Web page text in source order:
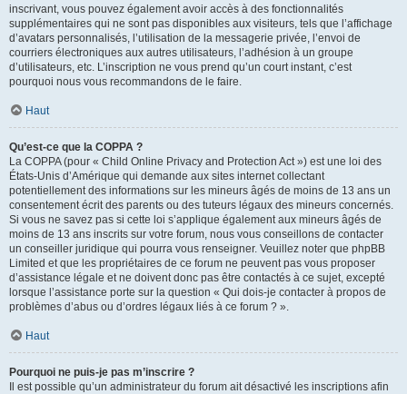
inscrivant, vous pouvez également avoir accès à des fonctionnalités
supplémentaires qui ne sont pas disponibles aux visiteurs, tels que l’affichage
d’avatars personnalisés, l’utilisation de la messagerie privée, l’envoi de
courriers électroniques aux autres utilisateurs, l’adhésion à un groupe
d’utilisateurs, etc. L’inscription ne vous prend qu’un court instant, c’est
pourquoi nous vous recommandons de le faire.
Haut
Qu’est-ce que la COPPA ?
La COPPA (pour « Child Online Privacy and Protection Act ») est une loi des
États-Unis d’Amérique qui demande aux sites internet collectant
potentiellement des informations sur les mineurs âgés de moins de 13 ans un
consentement écrit des parents ou des tuteurs légaux des mineurs concernés.
Si vous ne savez pas si cette loi s’applique également aux mineurs âgés de
moins de 13 ans inscrits sur votre forum, nous vous conseillons de contacter
un conseiller juridique qui pourra vous renseigner. Veuillez noter que phpBB
Limited et que les propriétaires de ce forum ne peuvent pas vous proposer
d’assistance légale et ne doivent donc pas être contactés à ce sujet, excepté
lorsque l’assistance porte sur la question « Qui dois-je contacter à propos de
problèmes d’abus ou d’ordres légaux liés à ce forum ? ».
Haut
Pourquoi ne puis-je pas m’inscrire ?
Il est possible qu’un administrateur du forum ait désactivé les inscriptions afin